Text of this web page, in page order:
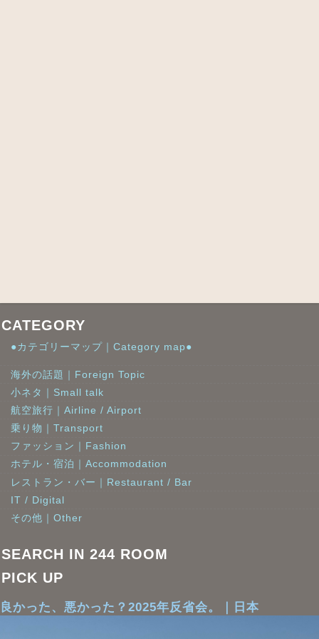
CATEGORY
●カテゴリーマップ｜Category map●
海外の話題｜Foreign Topic
小ネタ｜Small talk
航空旅行｜Airline / Airport
乗り物｜Transport
ファッション｜Fashion
ホテル・宿泊｜Accommodation
レストラン・バー｜Restaurant / Bar
IT / Digital
その他｜Other
SEARCH IN 244 ROOM
PICK UP
良かった、悪かった？2025年反省会。｜日本